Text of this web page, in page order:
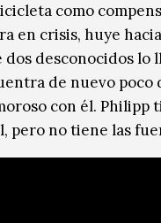
como
en crisis, huye hacia
desconocidos lo
de nuevo
con él. Philipp
pero no tiene las